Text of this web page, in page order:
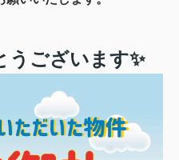
うございます✨